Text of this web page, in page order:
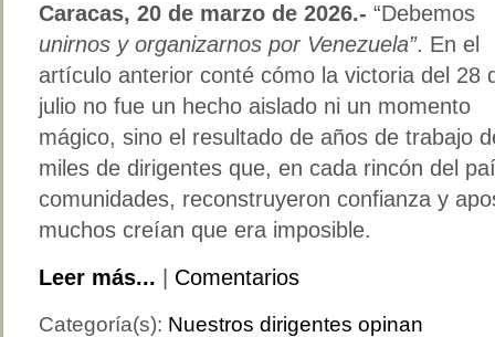
Caracas, 20 de marzo de 2026.- “Debemos
unirnos y organizarnos por Venezuela”. En el
artículo anterior conté cómo la victoria del 28
julio no fue un hecho aislado ni un momento
mágico, sino el resultado de años de trabajo
miles de dirigentes que, en cada rincón del
comunidades, reconstruyeron confianza y
muchos creían que era imposible.
Leer más...
Comentarios
Categoría(s): Nuestros dirigentes opinan